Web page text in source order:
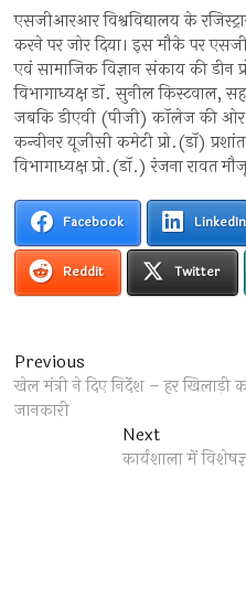
एसजीआरआर विश्वविद्यालय के
करने पर जोर दिया। इस मौके पर
एवं सामाजिक विज्ञान संकाय की डीन
विभागाध्यक्ष डॉ. सुनील किस्टवाल,
जबकि डीएवी (पीजी) कॉलेज की ओर
कन्वीनर यूजीसी कमेटी प्रो.(डॉ)
विभागाध्यक्ष प्रो.(डॉ.) रंजना रावत
Facebook LinkedIn
Reddit Twitter
Post
navigation
Previous
post:
खेल मंत्री ने दिए निर्देश – हर
जानकारी
NextNext
post:
कार्यशाला में